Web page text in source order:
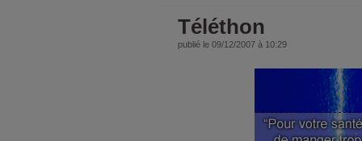
Téléthon
publié le 09/12/2007 à 10:29